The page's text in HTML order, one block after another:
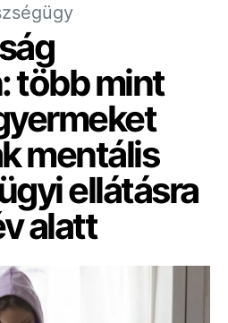
több mint
mentális
ellátásra
alatt